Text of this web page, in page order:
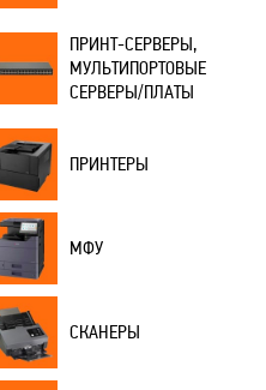
ПРИНТ-СЕРВЕРЫ,
МУЛЬТИПОРТОВЫЕ
СЕРВЕРЫ/ПЛАТЫ
ПРИНТЕРЫ
МФУ
СКАНЕРЫ